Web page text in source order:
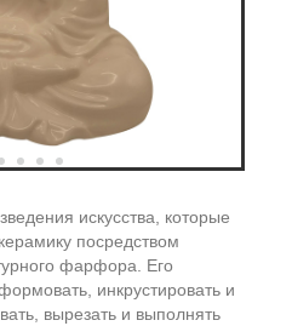
искусства, которые
посредством
фарфора. Его
инкрустировать и
вырезать и выполнять